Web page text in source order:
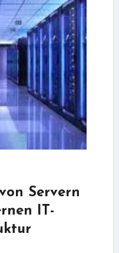
Servern
IT-